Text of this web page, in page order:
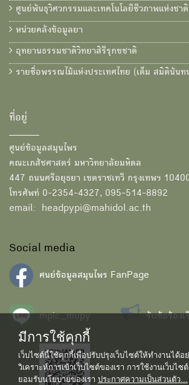
ศูนย์พันธุวิศวกรรมและเทคโนโลยีชีวภาพแห่งชาติ
หน่วยคลังข้อมูลยา
อุทยานธรรมชาติวิทยาสิรีรุกขชาติ
รายชื่อพรรณไม้แห่งประเทศไทย (เต็ม สมิตินันท
ที่อยู่
ศูนย์ข้อมูลสมุนไพร
คณะเภสัชศาสตร์ มหาวิทยาลัยมหิดล
447 ถนนศรีอยุธยา เขตราชเทวี กรุงเทพฯ
โทรศัพท์ 0-2354-4327, 095-514-8892
email: headpypi@mahidol.ac.th
Social media
ศนย์ข้อมูลสมุนไพร FanPage
mpic_mupy รับข้อร้องเ
มีการใช้คุกกี้
เว็บไซต์นี้ใช้คุกกี้เพื่อปรับปรุงเว็บไซต์ให้ทำงานได้อ
วิเคราะห์การเข้าเว็บไซต์ของเรา การใช้งานเว็บไ
ยอมรับนโยบายของเรา ประกาศความเป็นส่วนตัว...